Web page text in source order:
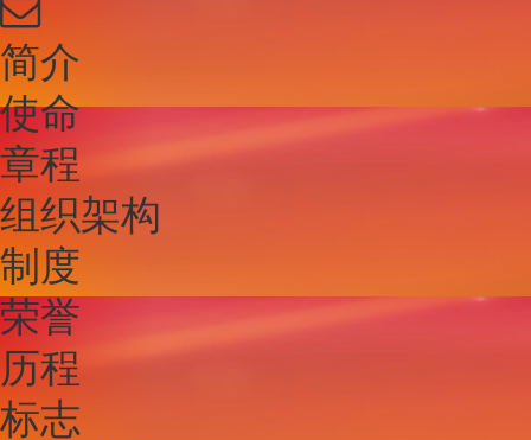
简介
使命
章程
组织架构
制度
荣誉
历程
标志